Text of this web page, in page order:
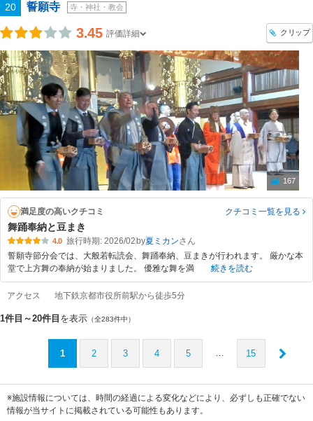
20 誓願寺 寺・神社・教会
3.45 評価詳細 クリップ
167
満足度の高いクチコミ クチコミ一覧を見る
舞踊奉納と豆まき
4.0 旅行時期: 2026/02 by夏ミカン
誓願寺節分会では、大般若転読会、舞踊奉納、豆まきが行われます。 厳かな本
堂で上方舞の奉納が始まりました。 優雅な舞を満
続きを読む
アクセス 地下鉄京都市役所前駅から徒歩5分
1件目～20件目 を表示 （全283件中）
1 2 3 4 5 … 15
※施設情報については、時間の経過による変化などにより、必ずしも正確でない
情報が当サイトに掲載されている可能性もあります。